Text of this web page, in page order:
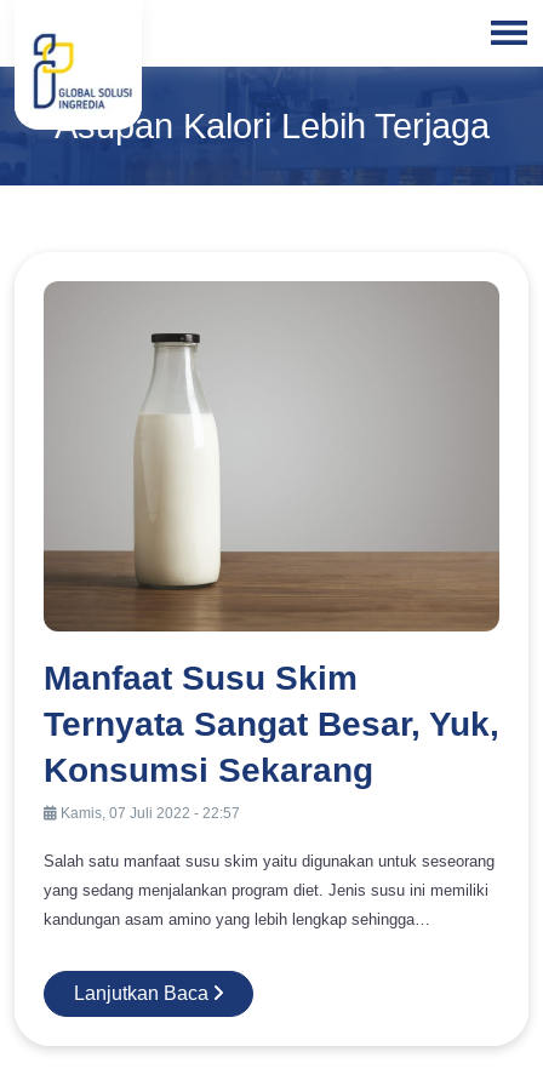
HOME
ABOUTAsupan Kalori Lebih Terjaga
Manfaat Susu Skim
Ternyata Sangat Besar, Yuk,
Konsumsi Sekarang
Kamis, 07 Juli 2022 - 22:57
Salah satu manfaat susu skim yaitu digunakan untuk seseorang
yang sedang menjalankan program diet. Jenis susu ini memiliki
kandungan asam amino yang lebih lengkap sehingga
terkait dengan manfaat dari susu ini? simak ulasan dibawah ini
hingga akhir ya. Mencegah Radang Sendi Manfaat yang pertama
Lanjutkan Baca